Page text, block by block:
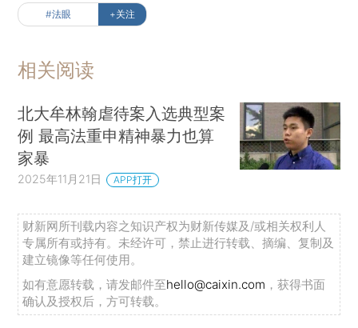
#法眼 +关注
相关阅读
北大牟林翰虐待案入选典型案
例 最高法重申精神暴力也算
家暴
2025年11月21日 APP打开
财新网所刊载内容之知识产权为财新传媒及/或相关权利人
专属所有或持有。未经许可，禁止进行转载、摘编、复制及
建立镜像等任何使用。
如有意愿转载，请发邮件至hello@caixin.com ，获得书面
确认及授权后，方可转载。